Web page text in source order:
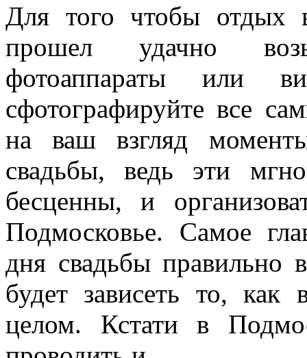
Для того чтобы отдых
прошел удачно
фотоаппараты или
сфотографируйте все
на ваш взгляд
свадьбы, ведь эти
бесценны, и
Подмосковье. Самое
дня свадьбы правильно
будет зависеть то,
целом. Кстати в